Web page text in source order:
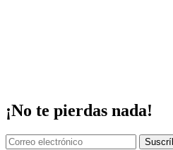
¡No te pierdas nada!